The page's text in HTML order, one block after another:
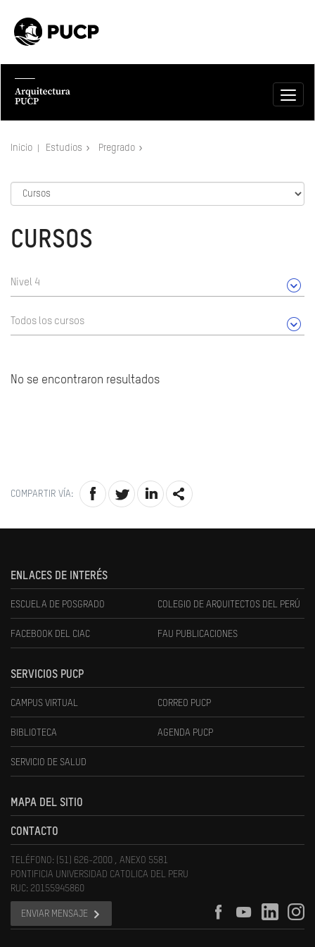
Inicio Estudios Pregrado
CURSOS
Nivel 4
Todos los cursos
No se encontraron resultados
COMPARTIR VÍA:
ENLACES DE INTERÉS
ESCUELA DE POSGRADO COLEGIO DE ARQUITECTOS DEL PERÚ
FACEBOOK DEL CIAC FAU PUBLICACIONES
SERVICIOS PUCP
CAMPUS VIRTUAL CORREO PUCP
BIBLIOTECA AGENDA PUCP
SERVICIO DE SALUD
MAPA DEL SITIO
CONTACTO
TELÉFONO: (51) 626-2000 , ANEXO 5581
PONTIFICIA UNIVERSIDAD CATOLICA DEL PERU
RUC: 20155945860
ENVIAR MENSAJE